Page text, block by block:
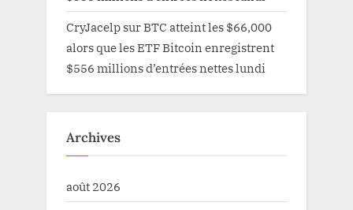
CryJacelp surBTC atteint les $66,000
alors que les ETF Bitcoin enregistrent
$556 millions d’entrées nettes lundi
Archives
août 2026